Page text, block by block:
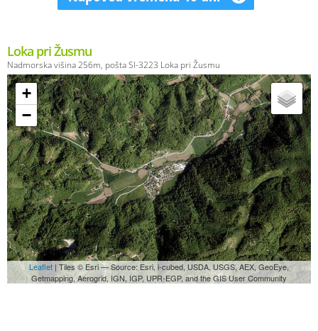
Loka pri Žusmu
Nadmorska višina 256m, pošta SI-3223 Loka pri Žusmu
+
−
Leaflet | Tiles © Esri — Source: Esri, i-cubed, USDA, USGS, AEX, GeoEye,
Getmapping, Aerogrid, IGN, IGP, UPR-EGP, and the GIS User Community